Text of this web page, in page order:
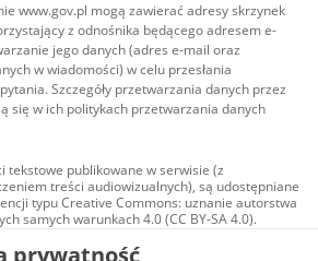
www.gov.pl mogą zawierać adresy skrzynek
z odnośnika będącego adresem e-
jego danych (adres e-mail oraz
w wiadomości) w celu przesłania
Szczegóły przetwarzania danych przez
się w ich politykach przetwarzania danych
tekstowe publikowane w serwisie (z
treści audiowizualnych), są udostępniane
typu Creative Commons: uznanie autorstwa
samych warunkach 4.0 (CC BY-SA 4.0).
audiowizualne, w tym zdjęcia, materiały
i wideo, są udostępniane na licencji typu
prywatność